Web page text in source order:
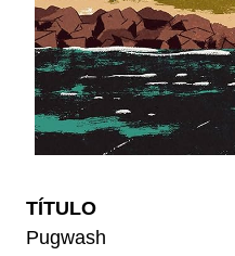
TÍTULO
Pugwash